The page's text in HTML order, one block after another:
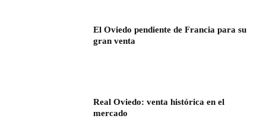
El Oviedo pendiente de Francia para su
gran venta
Real Oviedo: venta histórica en el
mercado